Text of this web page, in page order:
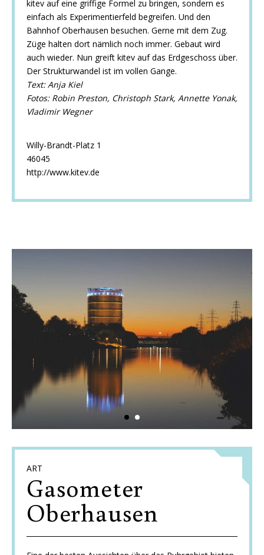
kitev auf eine griffige Formel zu bringen, sondern es
einfach als Experimentierfeld begreifen. Und den
Bahnhof Oberhausen besuchen. Gerne mit dem Zug.
Züge halten dort nämlich noch immer. Gebaut wird
auch wieder. Nun greift kitev auf das Erdgeschoss über.
Der Strukturwandel ist im vollen Gange.
Text:Anja Kiel
Fotos: Robin Preston, Christoph Stark, Annette Yonak,
Vladimir Wegner
Willy-Brandt-Platz 1
46045
http://www.kitev.de
ART
Gasometer
Oberhausen